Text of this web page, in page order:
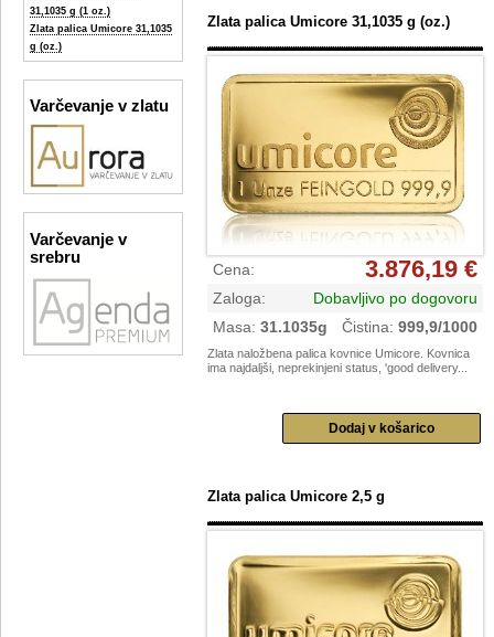
31,1035 g (1 oz.)
Zlata palica Umicore 31,1035
g (oz.)
Varčevanje v zlatu
Varčevanje v
srebru
Zlata palica Umicore 31,1035 g (oz.)
Cena: 3.876,19 €
Zaloga:
Dobavljivo po dogovoru
Masa: 31.1035g Čistina: 999,9/1000
Zlata naložbena palica kovnice Umicore. Kovnica
ima najdaljši, neprekinjeni status, 'good delivery...
Zlata palica Umicore 2,5 g